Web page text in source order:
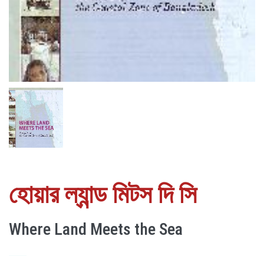
হোয়ার ল্যান্ড মিটস দি সি
Where Land Meets the Sea